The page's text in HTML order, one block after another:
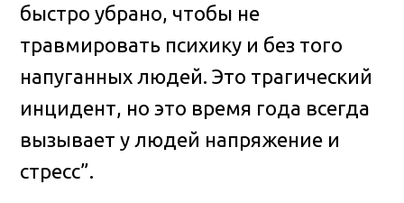
быстро убрано, чтобы не
травмировать психику и без того
напуганных людей. Это трагический
инцидент, но это время года всегда
вызывает у людей напряжение и
стресс”.